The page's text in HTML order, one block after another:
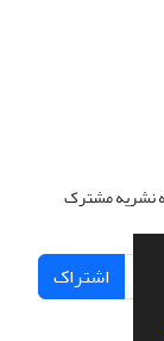
نشریه مشترک
اشتراک